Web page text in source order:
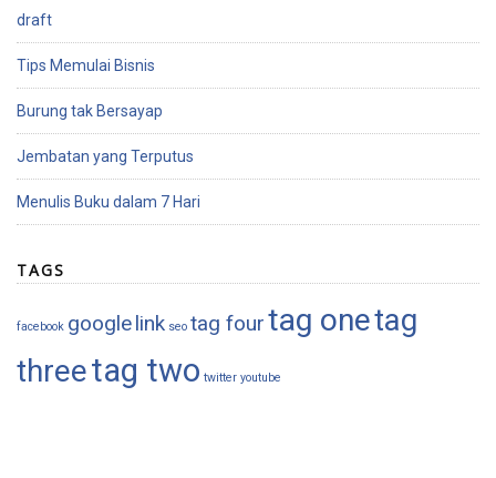
draft
Tips Memulai Bisnis
Burung tak Bersayap
Jembatan yang Terputus
Menulis Buku dalam 7 Hari
TAGS
facebook googlelink seo tag fourtag onetag
threetag two twitter youtube